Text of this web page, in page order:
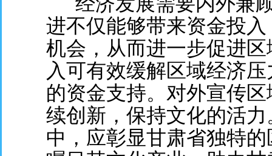
进不仅能够带来资金投
机会，从而进一步促进
入可有效缓解区域经济
的资金支持。对外宣传
续创新，保持文化的活
中，应彰显甘肃省独特